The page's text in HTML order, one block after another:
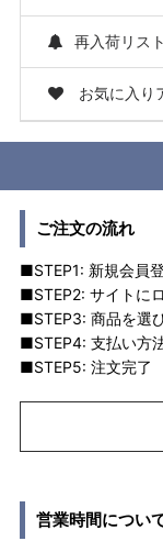
再入荷リスト
お気に入り
ご注文の流れ
■STEP1: 新規会員
■STEP2: サイトに
■STEP3: 商品を選
■STEP4: 支払い方
■STEP5: 注文完了
営業時間につい